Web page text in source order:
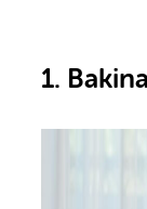
1.